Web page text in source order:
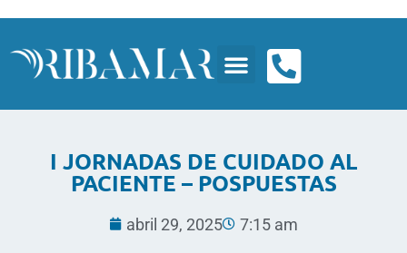
I JORNADAS DE CUIDADO AL
PACIENTE – POSPUESTAS
abril 29, 2025 7:15 am